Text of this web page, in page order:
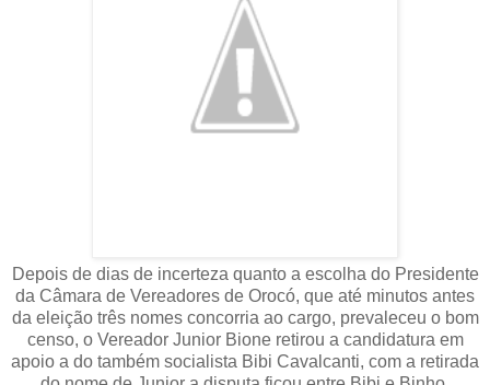
Depois de dias de incerteza quanto a escolha do Presidente
da Câmara de Vereadores de Orocó, que até minutos antes
da eleição três nomes concorria ao cargo, prevaleceu o bom
censo, o Vereador Junior Bione retirou a candidatura em
apoio a do também socialista Bibi Cavalcanti, com a retirada